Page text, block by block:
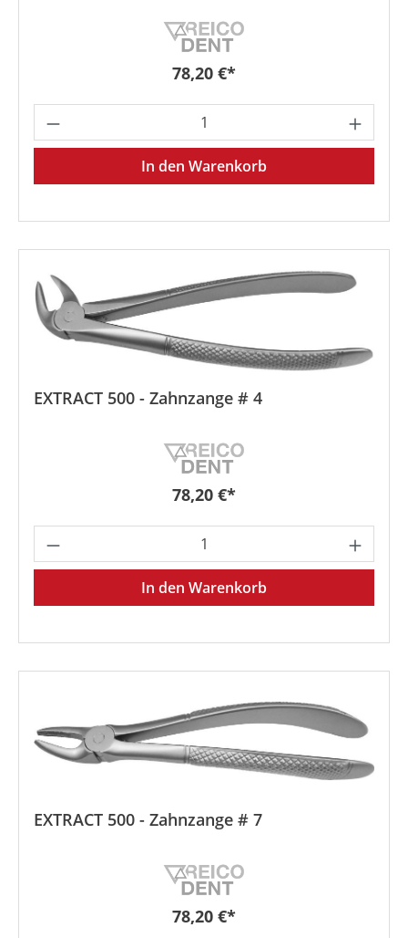
Regulärer Preis:
78,20 €*
Produkt Anzahl: Gib den
In den Warenkorb
EXTRACT 500 - Zahnzange # 4
Regulärer Preis:
78,20 €*
Produkt Anzahl: Gib den
In den Warenkorb
EXTRACT 500 - Zahnzange # 7
Regulärer Preis:
78,20 €*